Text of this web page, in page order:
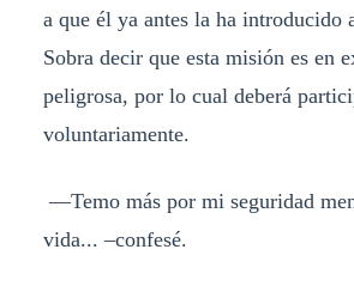
a que él ya antes la ha introducido
Sobra decir que esta misión es en
peligrosa, por lo cual deberá
voluntariamente.
—Temo más por mi seguridad
vida... –confesé.